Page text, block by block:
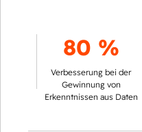
80 %
Verbesserung bei der
Gewinnung von
Erkenntnissen aus Daten